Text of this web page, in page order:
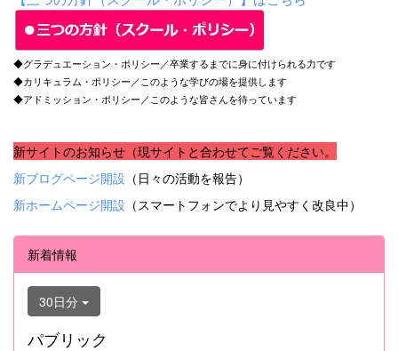
◆グラデュエーション・ポリシー／卒業するまでに身に付けられる力です
◆カリキュラム・ポリシー／このような学びの場を提供します
◆アドミッション・ポリシー／このような皆さんを待っています
新サイトのお知らせ（現サイトと合わせてご覧ください。
新ブログページ開設 （日々の活動を報告）
新ホームページ開設 （スマートフォンでより見やすく改良中）
新着情報
30日分
パブリック